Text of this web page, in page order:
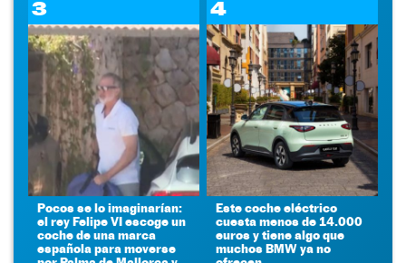
3
Pocos se lo imaginarían:
el rey Felipe VI escoge un
coche de una marca
española para moverse
4
Este coche eléctrico
cuesta menos de 14.000
euros y tiene algo que
muchos BMW ya no